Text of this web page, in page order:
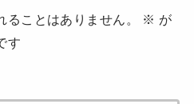
ることはありません。 ※ が
す